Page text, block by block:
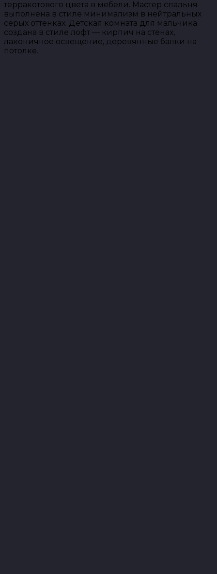
терракотового цвета в мебели. Мастер спальня
выполнена в стиле минимализм в нейтральных
серых оттенках. Детская комната для мальчика
создана в стиле лофт — кирпич на стенах,
лаконичное освещение, деревянные балки на
потолке.